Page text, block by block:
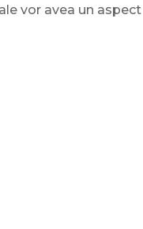
vor avea un aspect